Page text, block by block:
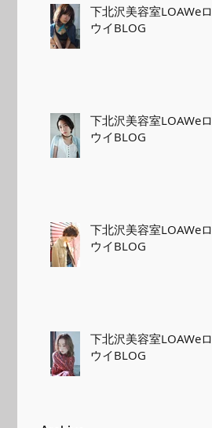
下北沢美容室LOAWeロ
ウイBLOG
下北沢美容室LOAWeロ
ウイBLOG
下北沢美容室LOAWeロ
ウイBLOG
下北沢美容室LOAWeロ
ウイBLOG